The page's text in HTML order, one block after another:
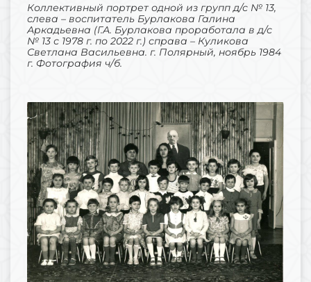
Коллективный портрет одной из групп д/с № 13,
слева – воспитатель Бурлакова Галина
Аркадьевна (Г.А. Бурлакова проработала в д/с
№ 13 с 1978 г. по 2022 г.) справа – Куликова
Светлана Васильевна. г. Полярный, ноябрь 1984
г. Фотография ч/б.